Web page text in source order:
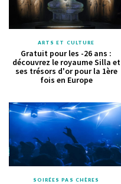
ARTS ET CULTURE
Gratuit pour les -26 ans :
découvrez le royaume Silla et
ses trésors d'or pour la 1ère
fois en Europe
SOIRÉES PAS CHÈRES